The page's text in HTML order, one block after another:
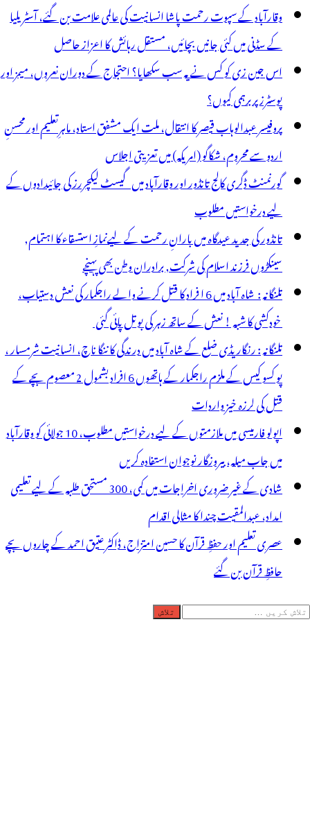
وقارآباد کے سپوت رحمت پاشا انسانیت کی عالمی علامت بن گئے، آسٹریلیا
کے سڈنی میں کئی جانیں بچائیں، مستقل رہائش کا اعزاز حاصل
اس جین زی کو کس نے یہ سب سکھایا؟ احتجاج کے دوران نعروں، میمز اور
پوسٹرز پر برہمی کیوں؟
پروفیسر عبدالوہاب قیصر کا انتقال، ملت ایک مشفق استاد، ماہرِتعلیم اور محسنِ
اردو سے محروم، شکاگو (امریکہ) میں تعزیتی اجلاس
گورنمنٹ ڈگری کالج تانڈور اور وقارآباد میں گیسٹ لیکچررز کی جائیدادوں کے
لیے درخواستیں مطلوب
تانڈور کی جدید عیدگاہ میں بارانِ رحمت کے لیےنمازِ استسقاء کا اہتمام,
سینکڑوں فرزند اسلام کی شرکت, برادران وطن بھی پہنچے
تلنگانہ : شاہ آباد میں 6 ا فراد کا قتل کرنے والے راجکمار کی نعش دستیاب،
خودکشی کا شبہ ! نعش کے ساتھ زہر کی بوتل پائی گئی
تلنگانہ : رنگاریڈی ضلع کے شاہ آباد میں درندگی کا ننگا ناچ، انسانیت شرمسار ،
پو کسو کیس کے ملزم راجکمار کے ہاتھوں 6 افراد بشمول 2 معصوم بچے کے
قتل کی لرزہ خیز واردات
اپولو فارمیسی میں ملازمتوں کے لیے درخواستیں مطلوب، 10 جولائی کو وقارآباد
میں جاب میلہ، بیروزگار نوجوان استفادہ کریں
شادی کے غیر ضروری اخراجات میں کمی، 300 مستحق طلبہ کے لیے تعلیمی
امداد، عبدالمقیت چندا کا مثالی اقدام
عصری تعلیم اور حفظِ قرآن کا حسین امتزاج، ڈاکٹر عتیق احمد کے چاروں بچے
حافظِ قرآن بن گئے
تلاش